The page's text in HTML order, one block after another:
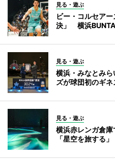
見る・遊ぶ
ビー・コルセア
決」 横浜
見る・遊ぶ
横浜・みなとみ
ズが球団初のギ
見る・遊ぶ
横浜赤レンガ倉
「星空を旅する」